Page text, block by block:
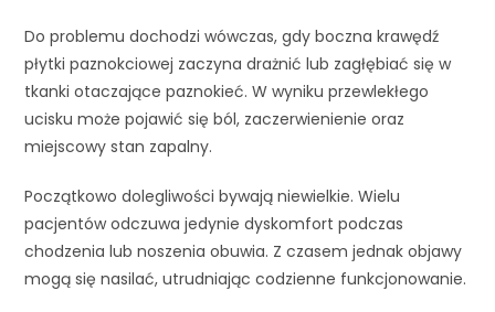
Do problemu dochodzi wówczas, gdy boczna krawędź
płytki paznokciowej zaczyna drażnić lub zagłębiać się w
tkanki otaczające paznokieć. W wyniku przewlekłego
ucisku może pojawić się ból, zaczerwienienie oraz
miejscowy stan zapalny.
Początkowo dolegliwości bywają niewielkie. Wielu
pacjentów odczuwa jedynie dyskomfort podczas
chodzenia lub noszenia obuwia. Z czasem jednak objawy
mogą się nasilać, utrudniając codzienne funkcjonowanie.